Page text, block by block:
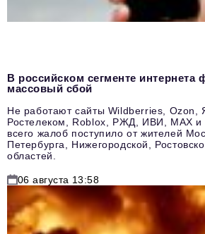
В российском сегменте интернета
массовый сбой
Не работают сайты Wildberries, Ozon,
Ростелеком, Roblox, РЖД, ИВИ, MAX и
всего жалоб поступило от жителей
Петербурга, Нижегородской,
областей.
06 августа 13:58